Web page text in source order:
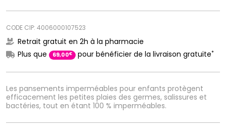
Les pansements imperméables pour enfants protègent
efficacement les petites plaies des germes, salissures et
bactéries, tout en étant 100 % imperméables.
CODE CIP: 4006000107523
Retrait gratuit en 2h à la pharmacie
Plus que
69,00€ pour bénéficier de la livraison gratuite*